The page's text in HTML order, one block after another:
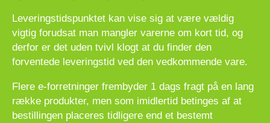
Leveringstidspunktet kan vise sig at være vældig
vigtig forudsat man mangler varerne om kort tid, og
derfor er det uden tvivl klogt at du finder den
forventede leveringstid ved den vedkommende vare.
Flere e-forretninger frembyder 1 dags fragt på en lang
række produkter, men som imidlertid betinges af at
bestillingen placeres tidligere end et bestemt